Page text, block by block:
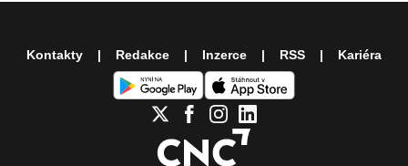
Kontakty Redakce Inzerce RSS Kariéra